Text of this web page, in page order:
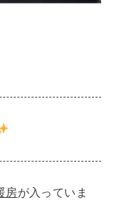
房が入っていま